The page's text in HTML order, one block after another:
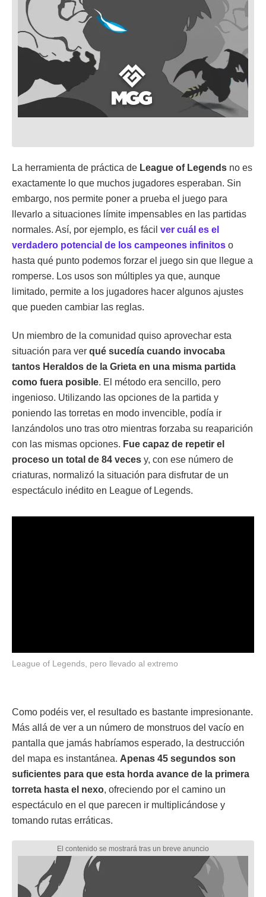
La herramienta de práctica de League of Legends no es
exactamente lo que muchos jugadores esperaban. Sin
embargo, nos permite poner a prueba el juego para
llevarlo a situaciones límite impensables en las partidas
normales. Así, por ejemplo, es fácil ver cuál es el
verdadero potencial de los campeones infinitos o
hasta qué punto podemos forzar el juego sin que llegue a
romperse. Los usos son múltiples ya que, aunque
limitado, permite a los jugadores hacer algunos ajustes
que pueden cambiar las reglas.
Un miembro de la comunidad quiso aprovechar esta
situación para ver qué sucedía cuando invocaba
tantos Heraldos de la Grieta en una misma partida
como fuera posible. El método era sencillo, pero
ingenioso. Utilizando las opciones de la partida y
poniendo las torretas en modo invencible, podía ir
lanzándolos uno tras otro mientras forzaba su reaparición
con las mismas opciones. Fue capaz de repetir el
proceso un total de 84 veces y, con ese número de
criaturas, normalizó la situación para disfrutar de un
espectáculo inédito en League of Legends.
League of Legends, pero llevado al extremo
Como podéis ver, el resultado es bastante impresionante.
Más allá de ver a un número de monstruos del vacío en
pantalla que jamás habríamos esperado, la destrucción
del mapa es instantánea. Apenas 45 segundos son
suficientes para que esta horda avance de la primera
torreta hasta el nexo, ofreciendo por el camino un
espectáculo en el que parecen ir multiplicándose y
tomando rutas erráticas.